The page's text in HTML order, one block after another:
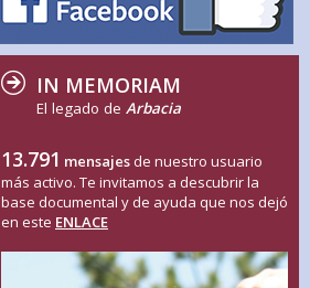
IN MEMORIAM
El legado de Arbacia
13.791 mensajes de nuestro usuario
más activo. Te invitamos a descubrir la
base documental y de ayuda que nos dejó
en este ENLACE